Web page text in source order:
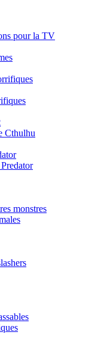
pour la TV
Cthulhu
monstres